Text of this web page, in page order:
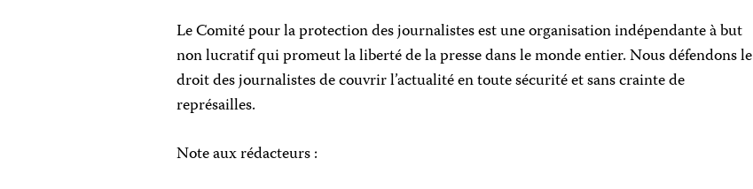
Le Comité pour la protection des journalistes est une organisation indépendante à but
non lucratif qui promeut la liberté de la presse dans le monde entier. Nous défendons le
droit des journalistes de couvrir l’actualité en toute sécurité et sans crainte de
représailles.
Note aux rédacteurs :